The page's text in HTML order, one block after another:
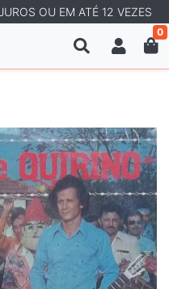
OU EM ATÉ 12 VEZES
0